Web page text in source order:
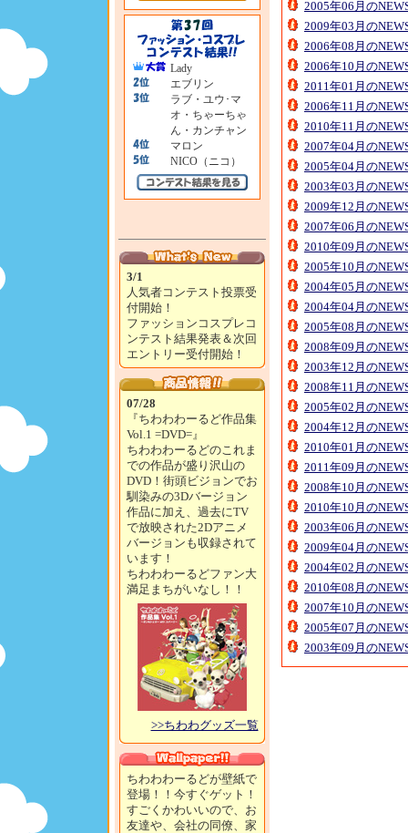
Lady
エブリン
ラブ・ユウ･マ
オ・ちゃーちゃ
ん・カンチャン
マロン
NICO（ニコ）
3/1
人気者コンテスト投票受
付開始！
ファッションコスプレコ
ンテスト結果発表＆次回
エントリー受付開始！
07/28
『ちわわわーるど作品集
Vol.1 =DVD=』
ちわわわーるどのこれま
での作品が盛り沢山の
DVD！街頭ビジョンでお
馴染みの3Dバージョン
作品に加え、過去にTV
で放映された2Dアニメ
バージョンも収録されて
います！
ちわわわーるどファン大
満足まちがいなし！！
>>ちわわグッズ一覧
ちわわわーるどが壁紙で
登場！！今すぐゲット！
すごくかわいいので、お
友達や、会社の同僚、家
2005年06月の
2009年03月の
2006年08月の
2006年10月の
2011年01月の
2006年11月の
2010年11月の
2007年04月の
2005年04月の
2003年03月の
2009年12月の
2007年06月の
2010年09月の
2005年10月の
2004年05月の
2004年04月の
2005年08月の
2008年09月の
2003年12月の
2008年11月の
2005年02月の
2004年12月の
2010年01月の
2011年09月の
2008年10月の
2010年10月の
2003年06月の
2009年04月の
2004年02月の
2010年08月の
2007年10月の
2005年07月の
2003年09月の